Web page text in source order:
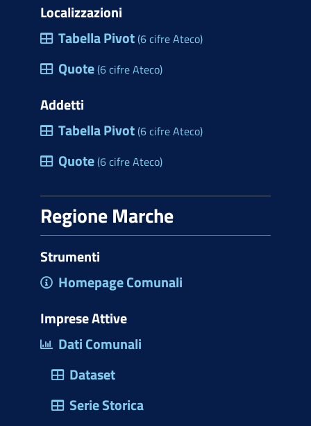
Localizzazioni
Tabella Pivot(6 cifre Ateco)
Quote(6 cifre Ateco)
Addetti
Tabella Pivot(6 cifre Ateco)
Quote(6 cifre Ateco)
Regione Marche
Strumenti
Homepage Comunali
Imprese Attive
Dati Comunali
Dataset
Serie Storica